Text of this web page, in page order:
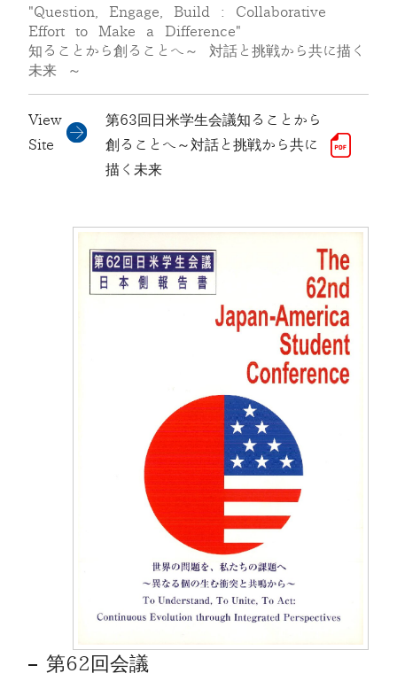
"Question, Engage, Build : Collaborative
Effort to Make a Difference"
知ることから創ることへ～ 対話と挑戦から共に描く
未来 ～
View
Site
第63回日米学生会議知ることから
創ることへ～対話と挑戦から共に
描く未来
第62回会議